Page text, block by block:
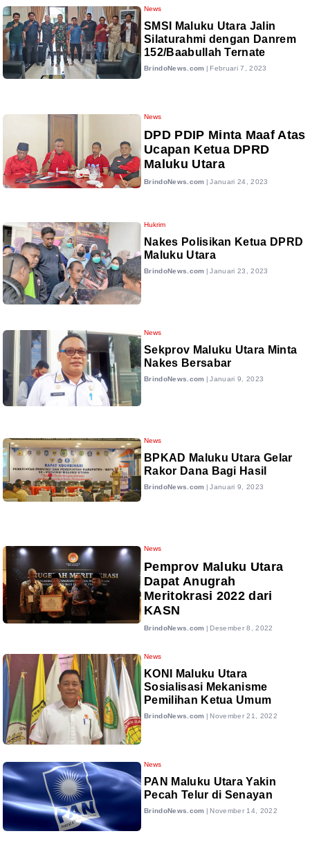
News
SMSI Maluku Utara Jalin
Silaturahmi dengan Danrem
152/Baabullah Ternate
BrindoNews.com | Februari 7, 2023
News
DPD PDIP Minta Maaf Atas
Ucapan Ketua DPRD
Maluku Utara
BrindoNews.com | Januari 24, 2023
Hukrim
Nakes Polisikan Ketua DPRD
Maluku Utara
BrindoNews.com | Januari 23, 2023
News
Sekprov Maluku Utara Minta
Nakes Bersabar
BrindoNews.com | Januari 9, 2023
News
BPKAD Maluku Utara Gelar
Rakor Dana Bagi Hasil
BrindoNews.com | Januari 9, 2023
News
Pemprov Maluku Utara
Dapat Anugrah
Meritokrasi 2022 dari
KASN
BrindoNews.com | Desember 8, 2022
News
KONI Maluku Utara
Sosialisasi Mekanisme
Pemilihan Ketua Umum
BrindoNews.com | November 21, 2022
News
PAN Maluku Utara Yakin
Pecah Telur di Senayan
BrindoNews.com | November 14, 2022